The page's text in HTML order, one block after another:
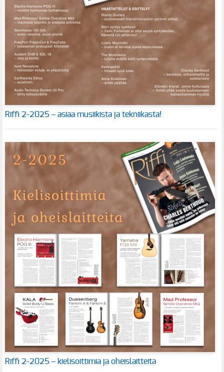
Riffi 2-2025 – asiaa musiikista ja tekniikasta!
Riffi 2-2025 – kielisoittimia ja oheislaitteita